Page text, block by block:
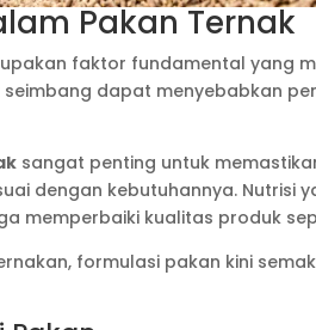
Pakan Ternak
faktor fundamental yang
dapat menyebabkan
sangat penting untuk
dengan kebutuhannya. Nutrisi
memperbaiki kualitas produk
formulasi pakan kini